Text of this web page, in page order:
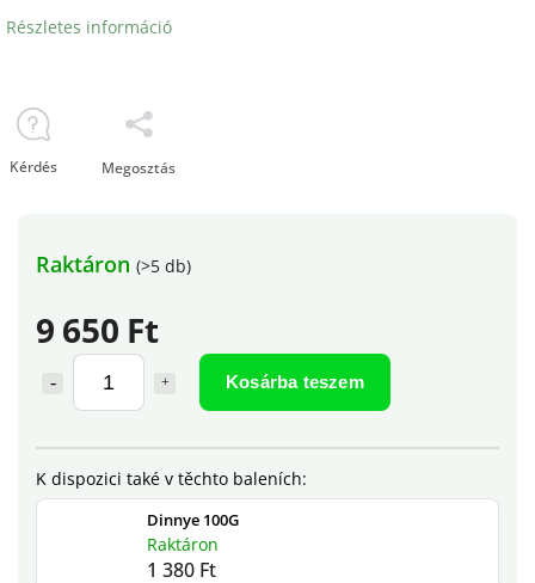
9 650 Ft
Kosárba teszem
Dinnye 100G
Raktáron
1 380 Ft
Raktáron (>5 db)
Részletes információ
Kérdés Megosztás